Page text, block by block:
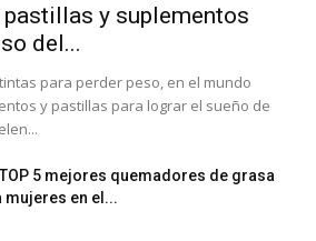
y suplementos
del...
para perder peso, en el mundo
y pastillas para lograr el sueño de
5 mejores quemadores de grasa
mujeres en el...